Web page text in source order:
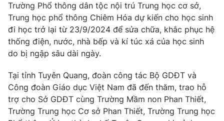
Cơ quan chủ quản:Đài Truyền hình Việt Nam
Cơ quan báo chí: Thời báo VTV
Giấy phép hoạt động báo in và báo điện tử số 483/GP-BTTTT
cấp ngày 29/12/2023
Tổng Biên tập:Vũ Thanh Thủy
Phó Tổng Biên tập: Nguyễn Thị Mỹ Hạnh, Phạm Quốc Thắng,
Nguyễn Trọng Ninh
Tổng đài VTV:024.38 355 931 - 024.38 355 932
Trường Phổ thông dân tộc nội trú Trung học cơ sở,
Trung học phổ thông Chiêm Hóa dự kiến cho học sinh
đi học trở lại từ 23/9/2024 để sửa chữa, khắc phục hệ
thống điện, nước, nhà bếp và kí túc xá của học sinh
do bị ngập sâu dài ngày.
Tại tỉnh Tuyên Quang, đoàn công tác Bộ GDĐT và
Công đoàn Giáo dục Việt Nam đã đến thăm, trao hỗ
trợ cho Sở GDĐT cùng Trường Mầm non Phan Thiết,
Trường Trung học Cơ sở Phan Thiết, Trường Trung học